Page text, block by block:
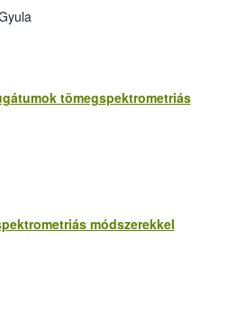
tömegspektrometriás
módszerekkel